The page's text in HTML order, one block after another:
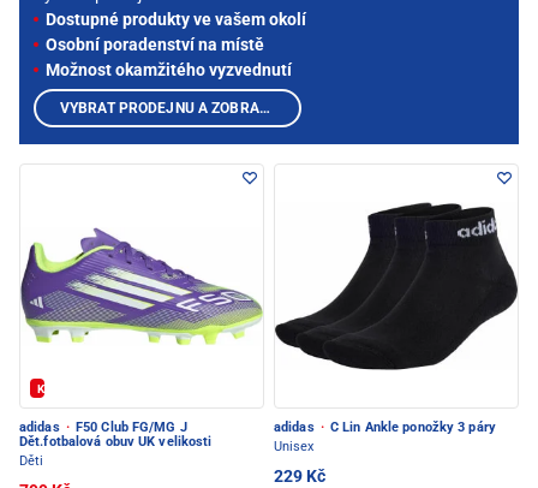
Kód: FOTBAL20
adidas · F50 Club FG/MG J
Dět.fotbalová obuv UK velikosti
Děti
adidas · C Lin Ankle ponožky 3 páry
Unisex
229 Kč
Dostupné produkty ve vašem okolí
Osobní poradenství na místě
Možnost okamžitého vyzvednutí
VYBRAT PRODEJNU A ZOBRAZIT PRODUKTY